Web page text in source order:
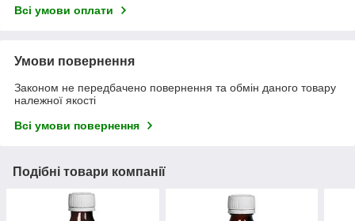
Всі умови оплати
Умови повернення
Законом не передбачено повернення та обмін даного товару
належної якості
Всі умови повернення
Подібні товари компанії